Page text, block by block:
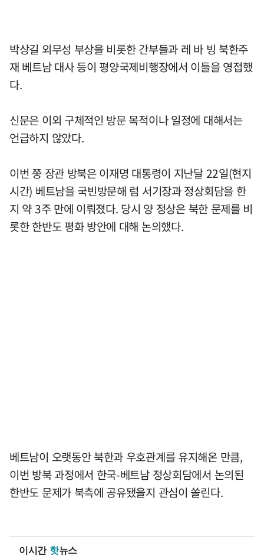
박상길 외무성 부상을 비롯한 간부들과 레 바 빙 북한주
재 베트남 대사 등이 평양국제비행장에서 이들을 영접했
다.
신문은 이외 구체적인 방문 목적이나 일정에 대해서는
언급하지 않았다.
이번 쭝 장관 방북은 이재명 대통령이 지난달 22일(현지
시간) 베트남을 국빈방문해 럼 서기장과 정상회담을 한
지 약 3주 만에 이뤄졌다. 당시 양 정상은 북한 문제를 비
롯한 한반도 평화 방안에 대해 논의했다.
베트남이 오랫동안 북한과 우호관계를 유지해온 만큼,
이번 방북 과정에서 한국-베트남 정상회담에서 논의된
한반도 문제가 북측에 공유됐을지 관심이 쏠린다.
이시간 핫뉴스